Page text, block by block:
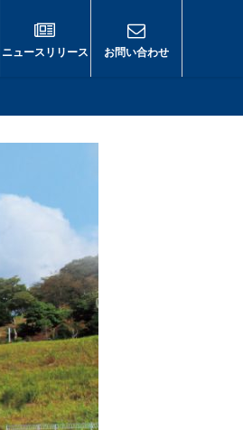
ニュースリリース お問い合わせ